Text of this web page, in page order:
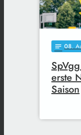
notes 08.
erste
Saison